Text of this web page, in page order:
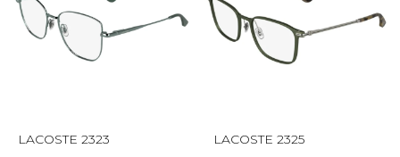
LACOSTE 2323 LACOSTE 2325